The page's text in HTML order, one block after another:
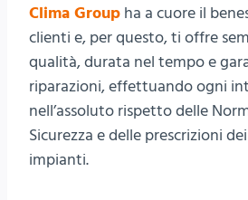
Clima Group ha a cuore il
clienti e, per questo, ti offre
qualità, durata nel tempo e
riparazioni, effettuando ogni
nell’assoluto rispetto delle
Sicurezza e delle prescrizioni
impianti.